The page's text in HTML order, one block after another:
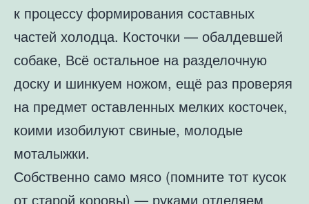
к процессу формирования составных
частей холодца. Косточки — обалдевшей
собаке, Всё остальное на разделочную
доску и шинкуем ножом, ещё раз проверяя
на предмет оставленных мелких косточек,
коими изобилуют свиные, молодые
моталыжки.
Собственно само мясо (помните тот кусок
от старой коровы) — руками отделяем